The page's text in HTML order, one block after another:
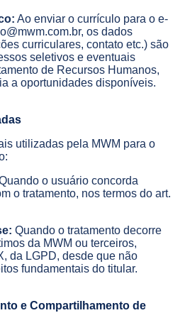
Ao enviar o currículo para o e-
os dados
curriculares, contato etc.) são
seletivos e eventuais
de Recursos Humanos,
a oportunidades disponíveis.
utilizadas pela MWM para o
o usuário concorda
o tratamento, nos termos do art.
Quando o tratamento decorre
da MWM ou terceiros,
da LGPD, desde que não
fundamentais do titular.
e Compartilhamento de